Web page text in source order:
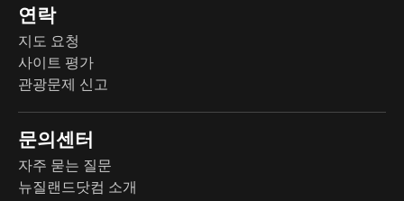
연락
지도 요청
사이트 평가
관광문제 신고
문의센터
자주 묻는 질문
뉴질랜드닷컴 소개